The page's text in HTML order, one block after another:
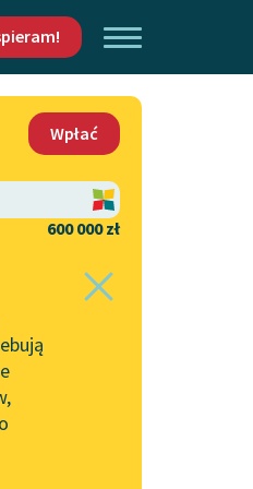
Wpłać
600 000 zł